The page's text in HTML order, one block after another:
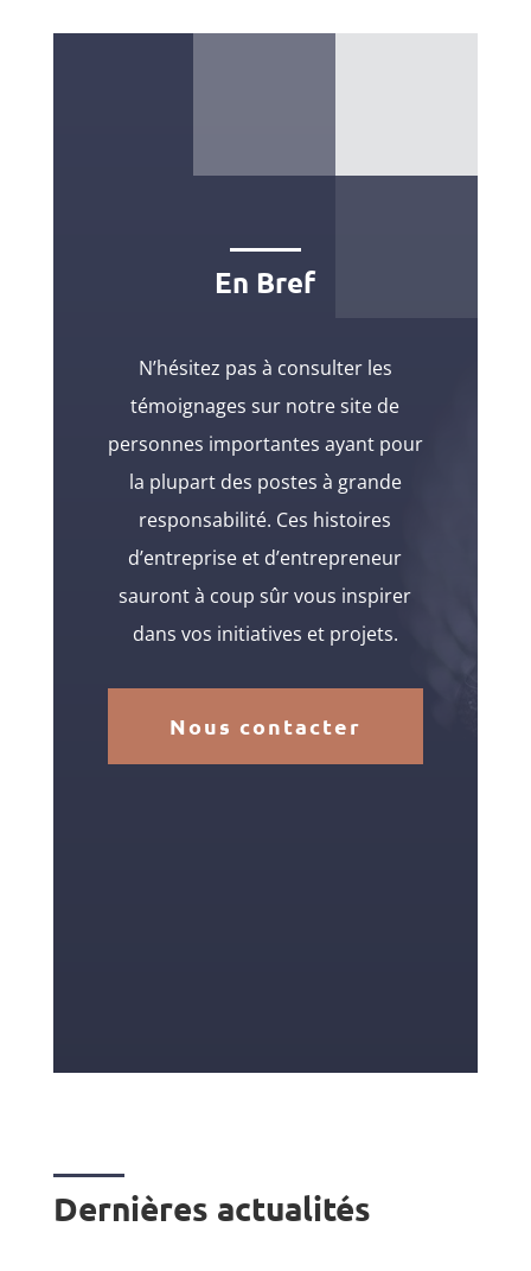
En Bref
N’hésitez pas à consulter les
témoignages sur notre site de
personnes importantes ayant pour
la plupart des postes à grande
responsabilité. Ces histoires
d’entreprise et d’entrepreneur
sauront à coup sûr vous inspirer
dans vos initiatives et projets.
Nous contacter
Dernières actualités